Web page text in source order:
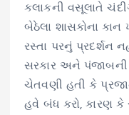
કલાકની વસૂલાતે
બેઠેલા શાસકોના કાન
રસ્તા પરનું પ્રદર્શન
સરકાર અને
ચેતવણી હતી કે
હવે બંધ કરો, કારણ કે